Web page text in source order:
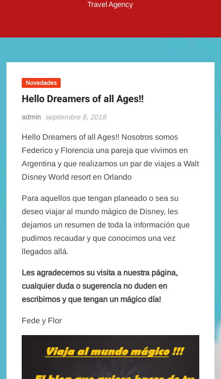
Travel Agency
Novedades
Hello Dreamers of all Ages!!
admin septiembre 8, 2018
Hello Dreamers of all Ages!! Nosotros somos
Federico y Florencia una pareja que vivimos en
Argentina y que realizamos un par de viajes a Walt
Disney World resort en Orlando
Para aquellos que tengan planeado o sea su
deseo viajar al mundo mágico de Disney, les
dejamos un resumen de toda la información que
pudimos recaudar y que conocimos una vez
llegados allá.
Les agradecemos su visita a nuestra página,
cualquier duda o sugerencia no duden en
escribirnos y que tengan un mágico día!
Fede y Flor